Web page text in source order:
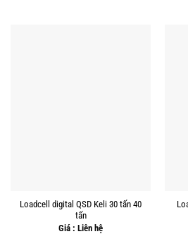
Loadcell digital QSD Keli 30 tấn 40
tấn
Giá : Liên hệ